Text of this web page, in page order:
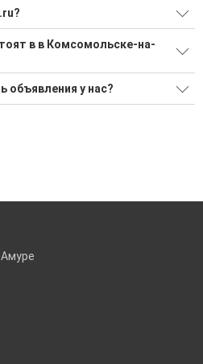
объявлений
по новостройкам, для
варианта
в в Комсомольске-на-
Р. Максимальная цена: 55 000 Р;
объявления у нас?